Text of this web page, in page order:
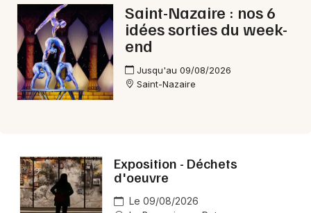
Saint-Nazaire : nos 6
idées sorties du week-
end
Jusqu'au 09/08/2026
Saint-Nazaire
Exposition - Déchets
d'oeuvre
Le 09/08/2026